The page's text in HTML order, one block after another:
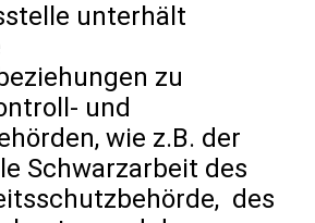
unterhält
zu
und
wie z.B. der
Schwarzarbeit des
des